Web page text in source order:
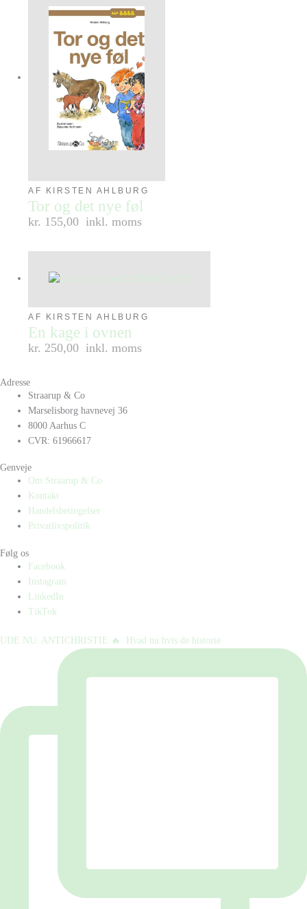
AF KIRSTEN AHLBURG
Tor og det nye føl
kr. 155,00 inkl. moms
AF KIRSTEN AHLBURG
En kage i ovnen
kr. 250,00 inkl. moms
Adresse
Straarup & Co
Marselisborg havnevej 36
8000 Aarhus C
CVR: 61966617
Genveje
Om Straarup & Co
Kontakt
Handelsbetingelser
Privatlivspolitik
Følg os
Facebook
Instagram
LinkedIn
TikTok
UDE NU: ANTICHRISTIE 🔥⁠ ⁠ Hvad nu hvis de historie